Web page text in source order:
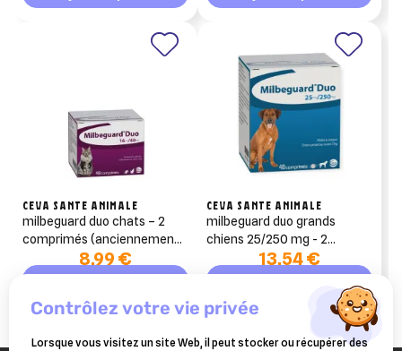
CEVA SANTE ANIMALE
milbeguard duo chats – 2
comprimés (anciennement
milbactor)8,99 €
Ajouter au panier
CEVA SANTE ANIMALE
milbeguard duo grands
chiens 25/250 mg - 2
comprimés13,54 €
Ajouter au panier
contrôlez votre vie privée
Lorsque vous visitez un site Web, il peut stocker ou récupérer des